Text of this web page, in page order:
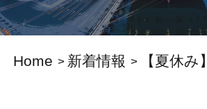
Home 新着情報 【夏休み】